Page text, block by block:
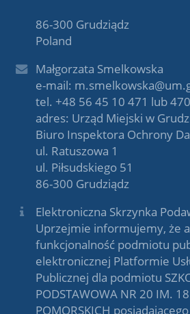
86-300 Grudziądz
Poland
Małgorzata Smelkowska
e-mail:
tel. +48 56 45 10 471 lub 470
adres: Urząd Miejski w
Biuro Inspektora Ochrony
ul. Ratuszowa 1
ul. Piłsudskiego 51
86-300 Grudziądz
Elektroniczna Skrzynka
Uprzejmie informujemy, że
funkcjonalność podmiotu
elektronicznej Platformie
Publicznej dla podmiotu
PODSTAWOWA NR 20 IM.
POMORSKICH